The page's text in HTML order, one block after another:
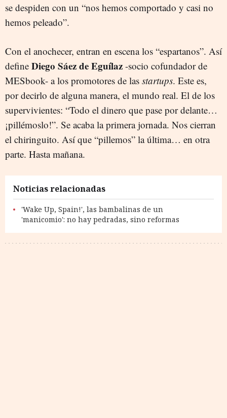
se despiden con un “nos hemos comportado y casi no
hemos peleado”.
Con el anochecer, entran en escena los “espartanos”. Así
define Diego Sáez de Eguílaz -socio cofundador de
MESbook- a los promotores de las startups. Este es,
por decirlo de alguna manera, el mundo real. El de los
supervivientes: “Todo el dinero que pase por delante…
¡pillémoslo!”. Se acaba la primera jornada. Nos cierran
el chiringuito. Así que “pillemos” la última… en otra
parte. Hasta mañana.
Noticias relacionadas
'Wake Up, Spain!', las bambalinas de un
'manicomio': no hay pedradas, sino reformas